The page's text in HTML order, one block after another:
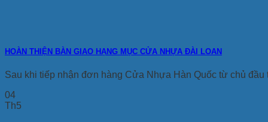
HOÀN THIỆN BÀN GIAO HẠNG MỤC CỬA NHỰA ĐÀI LOAN
Sau khi tiếp nhận đơn hàng Cửa Nhựa Hàn Quốc từ chủ đầu
04
Th5